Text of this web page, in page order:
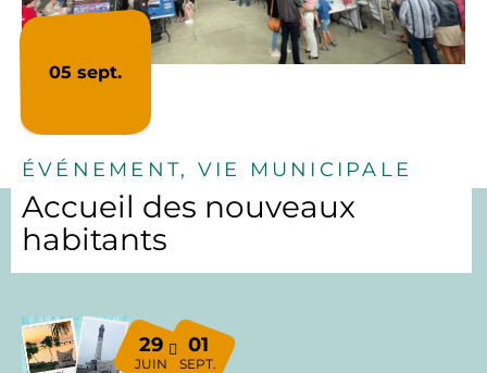
ÉVÉNEMENT, VIE MUNICIPALE
Accueil des nouveaux
habitants
05 sept.
29
JUIN
01
SEPT.